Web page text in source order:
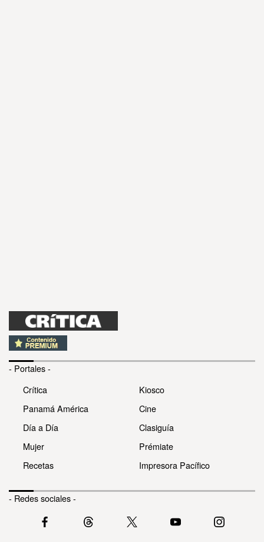
- Portales -
Crítica
Panamá América
Día a Día
Mujer
Recetas
Kiosco
Cine
Clasiguía
Prémiate
Impresora Pacífico
- Redes sociales -